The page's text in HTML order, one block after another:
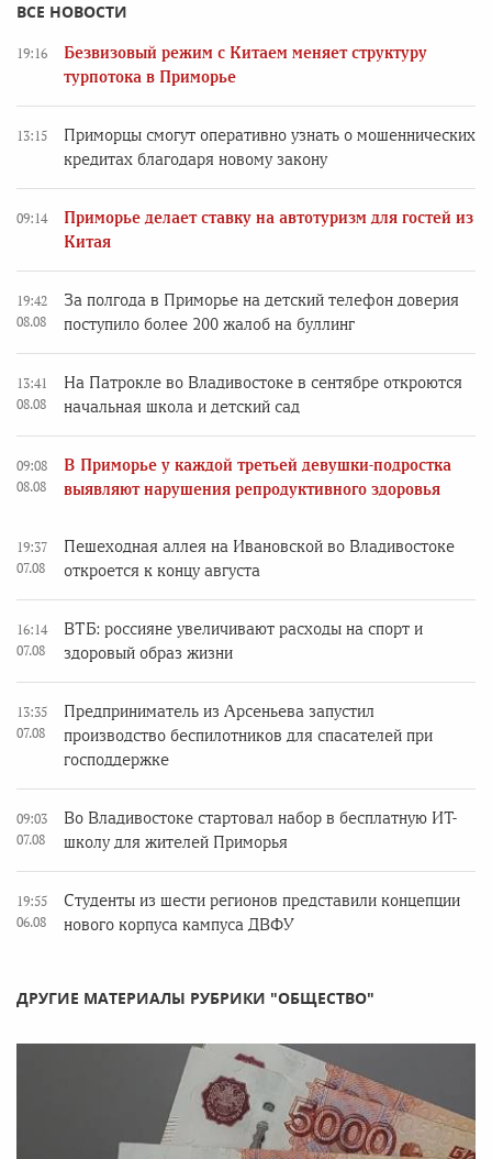
ВСЕ НОВОСТИ
19:16
Безвизовый режим с Китаем меняет структуру
турпотока в Приморье
13:15
Приморцы смогут оперативно узнать о мошеннических
кредитах благодаря новому закону
09:14
Приморье делает ставку на автотуризм для гостей из
Китая
19:42
08.08
За полгода в Приморье на детский телефон доверия
поступило более 200 жалоб на буллинг
13:41
08.08
На Патрокле во Владивостоке в сентябре откроются
начальная школа и детский сад
09:08
08.08
В Приморье у каждой третьей девушки-подростка
выявляют нарушения репродуктивного здоровья
19:37
07.08
Пешеходная аллея на Ивановской во Владивостоке
откроется к концу августа
16:14
07.08
ВТБ: россияне увеличивают расходы на спорт и
здоровый образ жизни
13:35
07.08
Предприниматель из Арсеньева запустил
производство беспилотников для спасателей при
господдержке
09:03
07.08
Во Владивостоке стартовал набор в бесплатную ИТ-
школу для жителей Приморья
19:55
06.08
Студенты из шести регионов представили концепции
нового корпуса кампуса ДВФУ
ДРУГИЕ МАТЕРИАЛЫ РУБРИКИ "ОБЩЕСТВО"